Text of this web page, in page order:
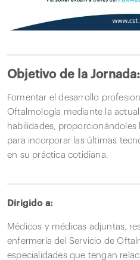
Objetivo de la Jornada:
Fomentar el desarrollo
Oftalmología mediante la
habilidades, proporcionándoles
para incorporar las últimas
en su práctica cotidiana.
Dirigido a:
Médicos y médicas adjuntas,
enfermería del Servicio de
especialidades que tengan